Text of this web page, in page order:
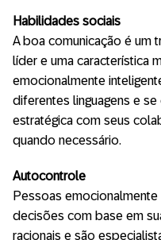
Habilidades sociais
A boa comunicação é um
líder e uma característica
emocionalmente
diferentes linguagens e se
estratégica com seus
quando necessário.
Autocontrole
Pessoas
decisões com base em
racionais e são